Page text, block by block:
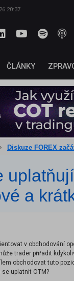
20:37
ČLÁNKY
Diskuze FOREX
a
v obchodování
trader přiřadit
obchodovat tuto
se uplatnit OTM?